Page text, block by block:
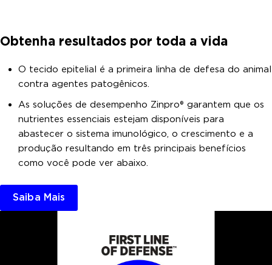
Obtenha resultados por toda a vida
O tecido epitelial é a primeira linha de defesa do animal
contra agentes patogênicos.
As soluções de desempenho Zinpro® garantem que os
nutrientes essenciais estejam disponíveis para
abastecer o sistema imunológico, o crescimento e a
produção resultando em três principais benefícios
como você pode ver abaixo.
Saiba Mais